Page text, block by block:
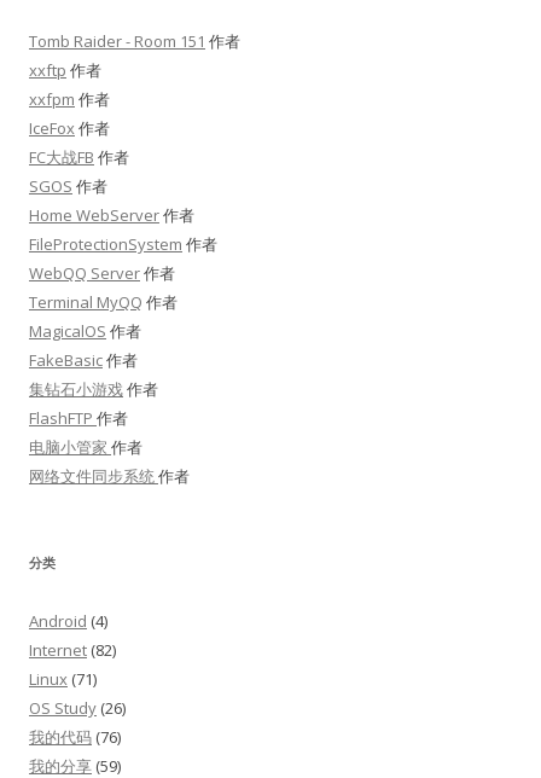
Tomb Raider - Room 151 作者
xxftp 作者
xxfpm 作者
IceFox作者
FC大战FB 作者
SGOS 作者
Home WebServer作者
FileProtectionSystem 作者
WebQQ Server作者
Terminal MyQQ 作者
MagicalOS 作者
FakeBasic作者
集钻石小游戏作者
FlashFTP 作者
电脑小管家 作者
网络文件同步系统作者
分类
Android (4)
Internet (82)
Linux (71)
OS Study (26)
我的代码 (76)
我的分享 (59)